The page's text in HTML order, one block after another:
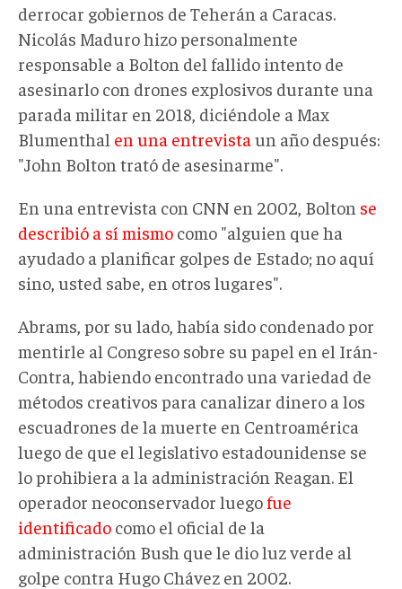
derrocar gobiernos de Teherán a Caracas.
Nicolás Maduro hizo personalmente
responsable a Bolton del fallido intento de
asesinarlo con drones explosivos durante una
parada militar en 2018, diciéndole a Max
Blumenthal en una entrevista un año después:
"John Bolton trató de asesinarme".
En una entrevista con CNN en 2002, Bolton se
describió a sí mismo como "alguien que ha
ayudado a planificar golpes de Estado; no aquí
sino, usted sabe, en otros lugares".
Abrams, por su lado, había sido condenado por
mentirle al Congreso sobre su papel en el Irán-
Contra, habiendo encontrado una variedad de
métodos creativos para canalizar dinero a los
escuadrones de la muerte en Centroamérica
luego de que el legislativo estadounidense se
lo prohibiera a la administración Reagan. El
operador neoconservador luego fue
identificado como el oficial de la
administración Bush que le dio luz verde al
golpe contra Hugo Chávez en 2002.